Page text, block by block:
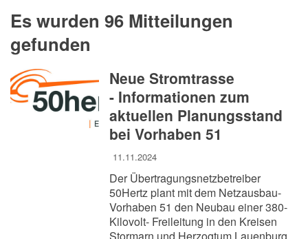
Es wurden 96 Mitteilungen
gefunden
Neue Stromtrasse
- Informationen zum
aktuellen Planungsstand
bei Vorhaben 51
11.11.2024
Der Übertragungsnetzbetreiber
50Hertz plant mit dem Netzausbau-
Vorhaben 51 den Neubau einer 380-
Kilovolt- Freileitung in den Kreisen
Stormarn und Herzogtum Lauenburg